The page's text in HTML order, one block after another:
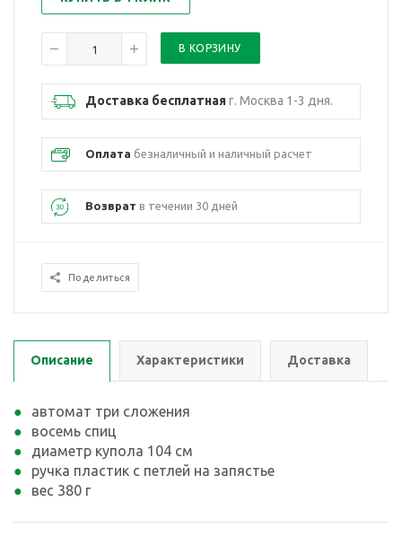
Доставка бесплатнаяг. Москва 1-3 дня.
Оплата безналичный и наличный расчет
Возврат в течении 30 дней
Поделиться
Описание Характеристики Доставка
автомат три сложения
восемь спиц
диаметр купола 104 см
ручка пластик с петлей на запястье
вес 380 г